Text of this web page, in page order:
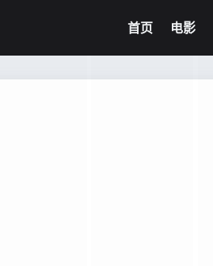
首页 电影